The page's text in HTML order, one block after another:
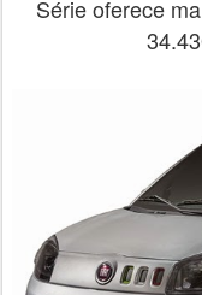
Série oferece